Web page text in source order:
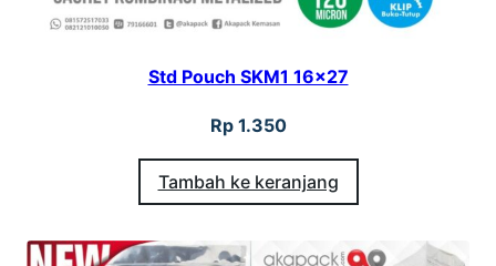
Std Pouch SKM1 16×27
Rp1.350
Tambah ke keranjang